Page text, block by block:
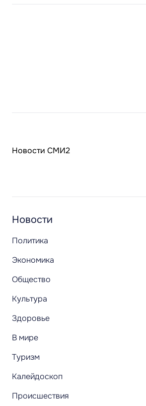
Новости СМИ2
Новости
Политика
Экономика
Общество
Культура
Здоровье
В мире
Туризм
Калейдоскоп
Происшествия